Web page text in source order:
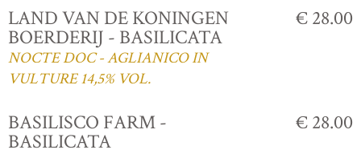
LAND VAN DE KONINGEN
BOERDERIJ - BASILICATA
NOCTE DOC - AGLIANICO IN
VULTURE 14,5% VOL.
€ 28.00
BASILISCO FARM -
BASILICATA
€ 28.00